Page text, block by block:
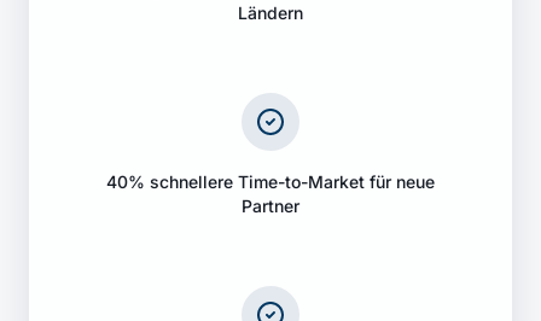
Ländern
40% schnellere Time-to-Market für neue
Partner